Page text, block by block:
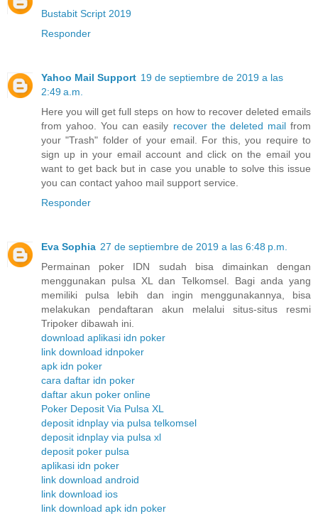
Bustabit Script 2019
Responder
Yahoo Mail Support 19 de septiembre de 2019 a las
2:49 a.m.
Here you will get full steps on how to recover deleted emails
from yahoo. You can easily recover the deleted mailfrom
your "Trash" folder of your email. For this, you require to
sign up in your email account and click on the email you
want to get back but in case you unable to solve this issue
you can contact yahoo mail support service.
Responder
Eva Sophia 27 de septiembre de 2019 a las 6:48 p.m.
Permainan poker IDN sudah bisa dimainkan dengan
menggunakan pulsa XL dan Telkomsel. Bagi anda yang
memiliki pulsa lebih dan ingin menggunakannya, bisa
melakukan pendaftaran akun melalui situs-situs resmi
Tripoker dibawah ini.
download aplikasi idn poker
link download idnpoker
apk idn poker
cara daftar idn poker
daftar akun poker online
Poker Deposit Via Pulsa XL
deposit idnplay via pulsa telkomsel
deposit idnplay via pulsa xl
deposit poker pulsa
aplikasi idn poker
link download android
link download ios
link download apk idn poker